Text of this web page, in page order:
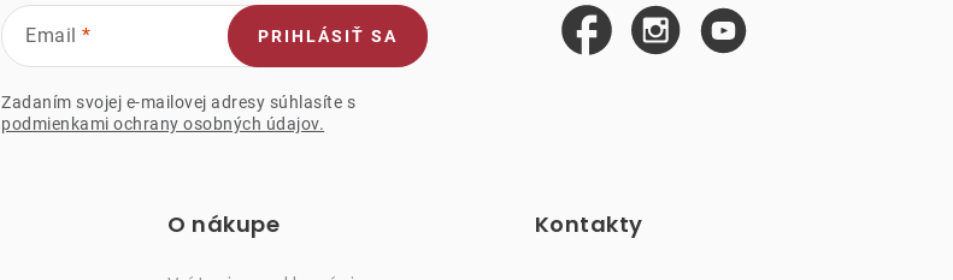
Email
Zadaním svojej e-mailovej adresy súhlasíte s
podmienkami ochrany osobných údajov.
PRIHLÁSIŤ SA
O nákupe Kontakty